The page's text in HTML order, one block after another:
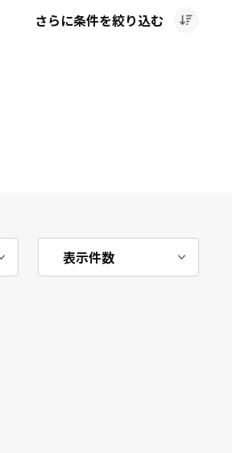
さらに条件を絞り込む